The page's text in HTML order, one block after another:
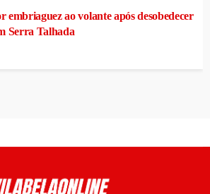
embriaguez ao volante após desobedecer
Serra Talhada